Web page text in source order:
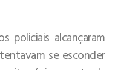
policiais alcançaram
se esconder